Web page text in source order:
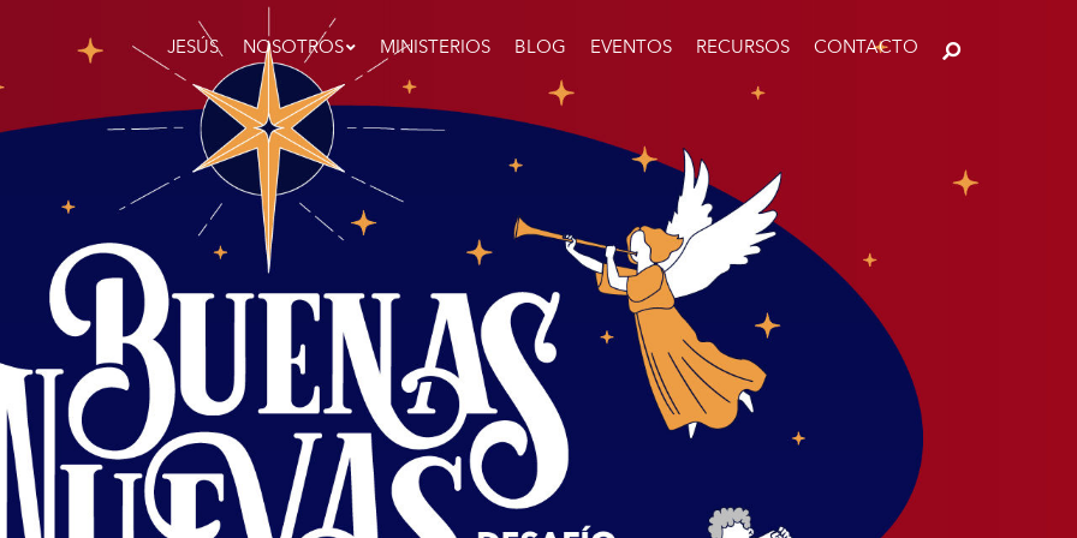
Main
Navigation
JESÚS NOSOTROS MINISTERIOS BLOG EVENTOS RECURSOS CONTACTO